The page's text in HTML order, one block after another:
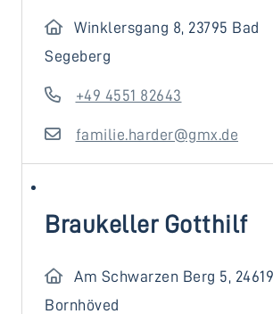
Winklersgang 8, 23795 Bad
Segeberg
+49 4551 82643
familie.harder@gmx.de
Braukeller Gotthilf
Am Schwarzen Berg 5, 24619
Bornhöved